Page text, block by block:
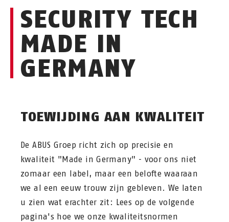
SECURITY TECH
MADE IN
GERMANY
TOEWIJDING AAN KWALITEIT
De ABUS Groep richt zich op precisie en
kwaliteit "Made in Germany" - voor ons niet
zomaar een label, maar een belofte waaraan
we al een eeuw trouw zijn gebleven. We laten
u zien wat erachter zit: Lees op de volgende
pagina's hoe we onze kwaliteitsnormen